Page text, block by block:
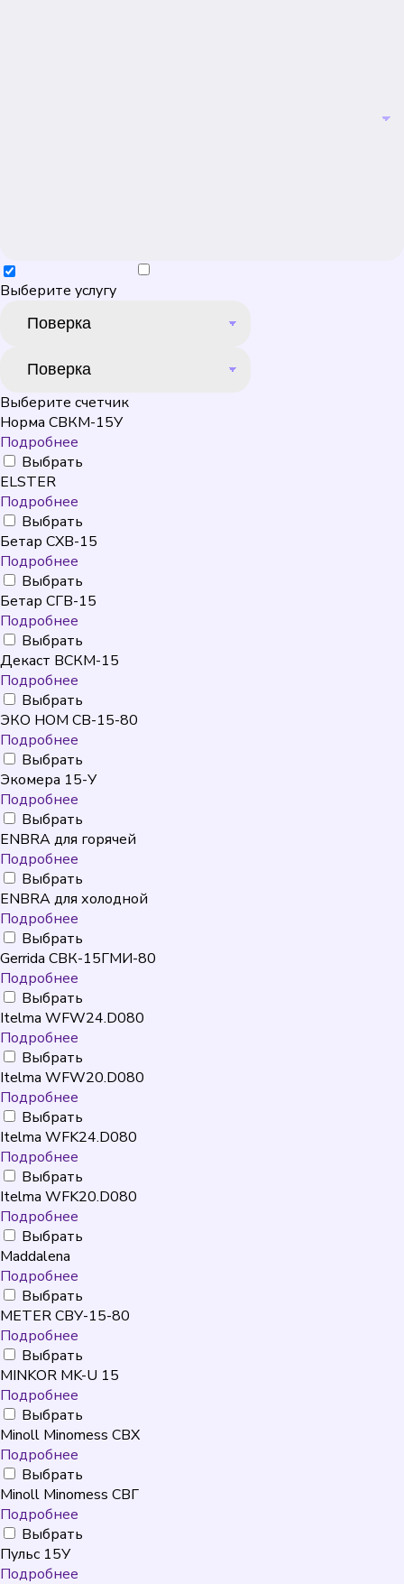
Выберите услугу
Выберите счетчик
Норма СВКМ-15У
Подробнее
Выбрать
ELSTER
Подробнее
Выбрать
Бетар СХВ-15
Подробнее
Выбрать
Бетар СГВ-15
Подробнее
Выбрать
Декаст ВСКМ-15
Подробнее
Выбрать
ЭКО НОМ СВ-15-80
Подробнее
Выбрать
Экомера 15-У
Подробнее
Выбрать
ENBRA для горячей
Подробнее
Выбрать
ENBRA для холодной
Подробнее
Выбрать
Gerrida СВК-15ГМИ-80
Подробнее
Выбрать
Itelma WFW24.D080
Подробнее
Выбрать
Itelma WFW20.D080
Подробнее
Выбрать
Itelma WFK24.D080
Подробнее
Выбрать
Itelma WFK20.D080
Подробнее
Выбрать
Maddalena
Подробнее
Выбрать
METER СВУ-15-80
Подробнее
Выбрать
MINKOR MK-U 15
Подробнее
Выбрать
Minoll Minomess СВХ
Подробнее
Выбрать
Minoll Minomess СВГ
Подробнее
Выбрать
Пульс 15У
Подробнее